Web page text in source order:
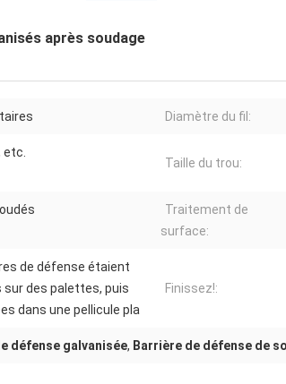
après soudage
Diamètre du fil:
etc.
Taille du trou:
Traitement de
surface:
de défense étaient
sur des palettes, puis
dans une pellicule pla
Finissez!:
défense galvanisée, Barrière de défense de